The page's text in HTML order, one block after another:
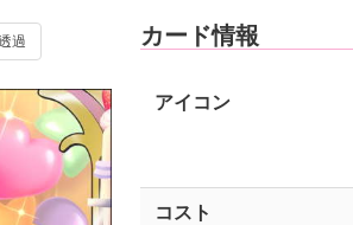
過 カード情報
アイコン
コスト